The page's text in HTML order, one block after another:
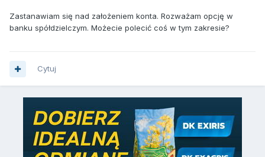
Zastanawiam się nad założeniem konta. Rozważam opcję w
banku spółdzielczym. Możecie polecić coś w tym zakresie?
Cytuj